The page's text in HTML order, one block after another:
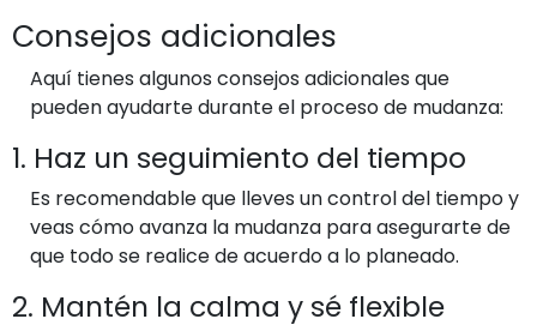
Consejos adicionales
Aquí tienes algunos consejos adicionales que
pueden ayudarte durante el proceso de mudanza:
1. Haz un seguimiento del tiempo
Es recomendable que lleves un control del tiempo y
veas cómo avanza la mudanza para asegurarte de
que todo se realice de acuerdo a lo planeado.
2. Mantén la calma y sé flexible